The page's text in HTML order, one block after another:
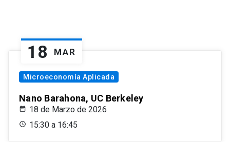
18 MAR
Microeconomía Aplicada
Nano Barahona, UC Berkeley
18 de Marzo de 2026
15:30 a 16:45